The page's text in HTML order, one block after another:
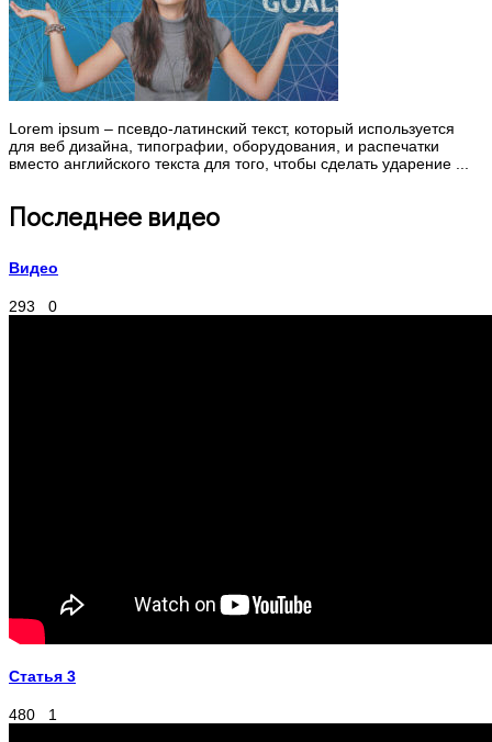
Lorem ipsum – псевдо-латинский текст, который используется
для веб дизайна, типографии, оборудования, и распечатки
вместо английского текста для того, чтобы сделать ударение ...
Последнее видео
Видео
293 0
Статья 3
480 1